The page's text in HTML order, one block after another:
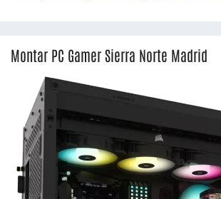
Montar PC Gamer Sierra Norte Madrid